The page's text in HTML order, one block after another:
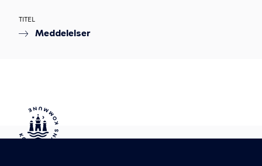
TITEL
Meddelelser